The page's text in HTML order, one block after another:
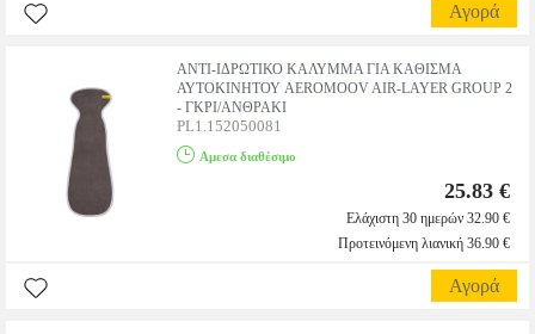
Αγορά
ΑΝΤΙ-ΙΔΡΩΤΙΚΟ ΚΑΛΥΜΜΑ ΓΙΑ ΚΑΘΙΣΜΑ
ΑΥΤΟΚΙΝΗΤΟΥ AEROMOOV AIR-LAYER GROUP 2
- ΓΚΡΙ/ΑΝΘΡΑΚΙ
PL1.152050081
Αμεσα διαθέσιμο
25.83 €
Ελάχιστη 30 ημερών 32.90 €
Προτεινόμενη λιανική 36.90 €
Αγορά